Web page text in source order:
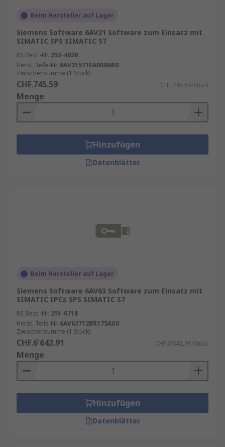
Beim Hersteller auf Lager
Siemens Software 6AV21 Software zum Einsatz mit
SIMATIC SPS SIMATIC S7
RS Best.-Nr. 252-4028
Herst. Teile-Nr. 6AV21571EA000AB0
Zwischensumme (1 Stück)
CHF.745.59 CHF.745.59/Stück
Menge
Hinzufügen
Datenblätter
Beim Hersteller auf Lager
Siemens Software 6AV63 Software zum Einsatz mit
SIMATIC IPCs SPS SIMATIC S7
RS Best.-Nr. 251-6718
Herst. Teile-Nr. 6AV63712BR175AX0
Zwischensumme (1 Stück)
CHF.6'642.91 CHF.6'642.91/Stück
Menge
Hinzufügen
Datenblätter